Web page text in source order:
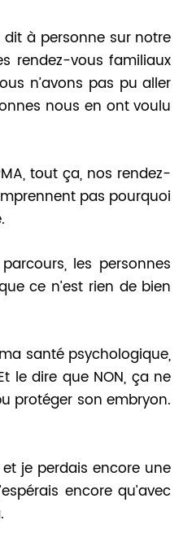
à personne sur notre
rendez-vous familiaux
n’avons pas pu aller
nous en ont voulu
tout ça, nos rendez-
pas pourquoi
les personnes
ce n’est rien de bien
santé psychologique,
le dire que NON, ça ne
protéger son embryon.
je perdais encore une
encore qu’avec